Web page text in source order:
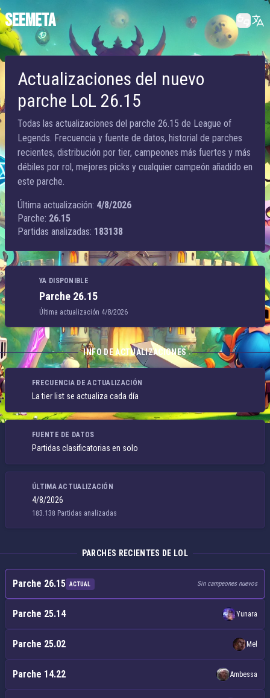
SEEMETA
Actualizaciones del nuevo
parche LoL 26.15
Todas las actualizaciones del parche 26.15 de League of
Legends. Frecuencia y fuente de datos, historial de parches
recientes, distribución por tier, campeones más fuertes y más
débiles por rol, mejores picks y cualquier campeón añadido en
este parche.
Última actualización: 4/8/2026
Parche: 26.15
Partidas analizadas: 183138
YA DISPONIBLE
Parche 26.15
Última actualización 4/8/2026
INFO DE ACTUALIZACIONES
FRECUENCIA DE ACTUALIZACIÓN
La tier list se actualiza cada día
FUENTE DE DATOS
Partidas clasificatorias en solo
ÚLTIMA ACTUALIZACIÓN
4/8/2026
183.138 Partidas analizadas
PARCHES RECIENTES DE LOL
Parche 26.15 ACTUAL Sin campeones nuevos
Parche 25.14 Yunara
Parche 25.02 Mel
Parche 14.22 Ambessa